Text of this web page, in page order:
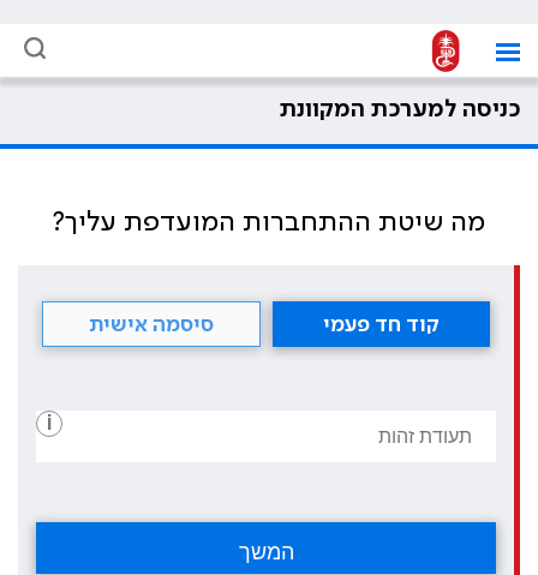
כניסה למערכת המקוונת
מה שיטת ההתחברות המועדפת עליך?
קוד חד פעמי סיסמה אישית
i